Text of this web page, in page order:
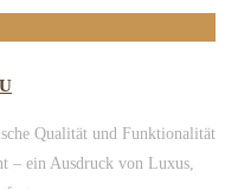
Qualität und Funktionalität
– ein Ausdruck von Luxus,